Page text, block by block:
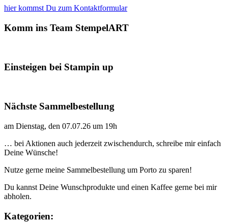
hier kommst Du zum Kontaktformular
Komm ins Team StempelART
Einsteigen bei Stampin up
Nächste Sammelbestellung
am Dienstag, den 07.07.26 um 19h
… bei Aktionen auch jederzeit zwischendurch, schreibe mir einfach
Deine Wünsche!
Nutze gerne meine Sammelbestellung um Porto zu sparen!
Du kannst Deine Wunschprodukte und einen Kaffee gerne bei mir
abholen.
Kategorien: